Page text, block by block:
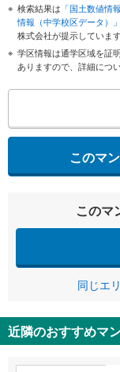
検索結果は 「国土数値情
情報（中学校区データ）
株式会社が提示しています
学区情報は通学区域を証
ありますので、詳細につ
このマ
このマ
同じエ
近隣のおすすめマ